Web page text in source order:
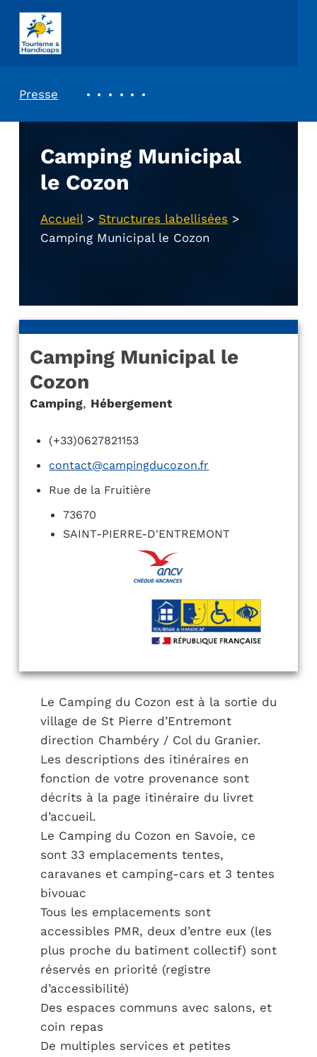
ASSOCIATION TOURISME ET HANDICAPS
Presse
Camping Municipal
le Cozon
Accueil> Structures labellisées >
Camping Municipal le Cozon
Camping Municipal le
Cozon
Camping, Hébergement
(+33)0627821153
contact@campingducozon.fr
Rue de la Fruitière
73670
SAINT-PIERRE-D'ENTREMONT
Le Camping du Cozon est à la sortie du
village de St Pierre d’Entremont
direction Chambéry / Col du Granier.
Les descriptions des itinéraires en
fonction de votre provenance sont
décrits à la page itinéraire du livret
d’accueil.
Le Camping du Cozon en Savoie, ce
sont 33 emplacements tentes,
caravanes et camping-cars et 3 tentes
bivouac
Tous les emplacements sont
accessibles PMR, deux d’entre eux (les
plus proche du batiment collectif) sont
réservés en priorité (registre
d’accessibilité)
Des espaces communs avec salons, et
coin repas
De multiples services et petites